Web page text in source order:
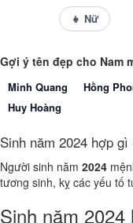
👧 Nữ
Gợi ý tên đẹp cho Nam
Minh Quang Hồng
Huy Hoàng
Sinh năm 2024 hợp
Người sinh năm 2024
tương sinh, kỵ các yếu tố
Sinh năm